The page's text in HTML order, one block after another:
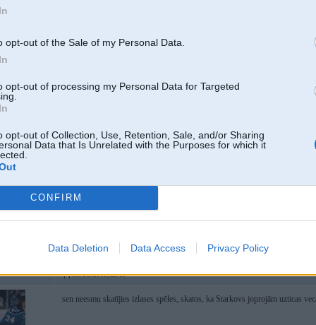
opt-out of the Sale of my Personal Data.
opt-out of processing my Personal Data for Targeted
opt-out of Collection, Use, Retention, Sale, and/or Sharing
Data that Is Unrelated with the Purposes for which it
CONFIRM
Data Deletion Data Access Privacy Policy
Cik ilgi to garmataino vēl turēs izlasē... nu sāk jau kretinēt, 2 gadus jau
08. Oct 2010, 22:19
sen neesmu skatījies izlases spēles, skatos, ka Starkovs joprojām uzticas